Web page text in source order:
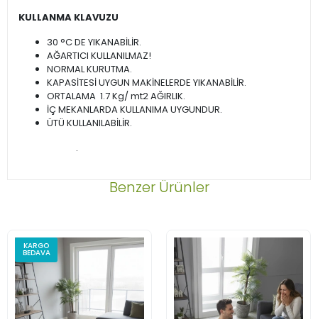
KULLANMA KLAVUZU
30 °C DE YIKANABİLİR.
AĞARTICI KULLANILMAZ!
NORMAL KURUTMA.
KAPASİTESİ UYGUN MAKİNELERDE YIKANABİLİR.
ORTALAMA 1.7 Kg/ mt2 AĞIRLIK.
İÇ MEKANLARDA KULLANIMA UYGUNDUR.
ÜTÜ KULLANILABİLİR.
.
Benzer Ürünler
KARGO
BEDAVA